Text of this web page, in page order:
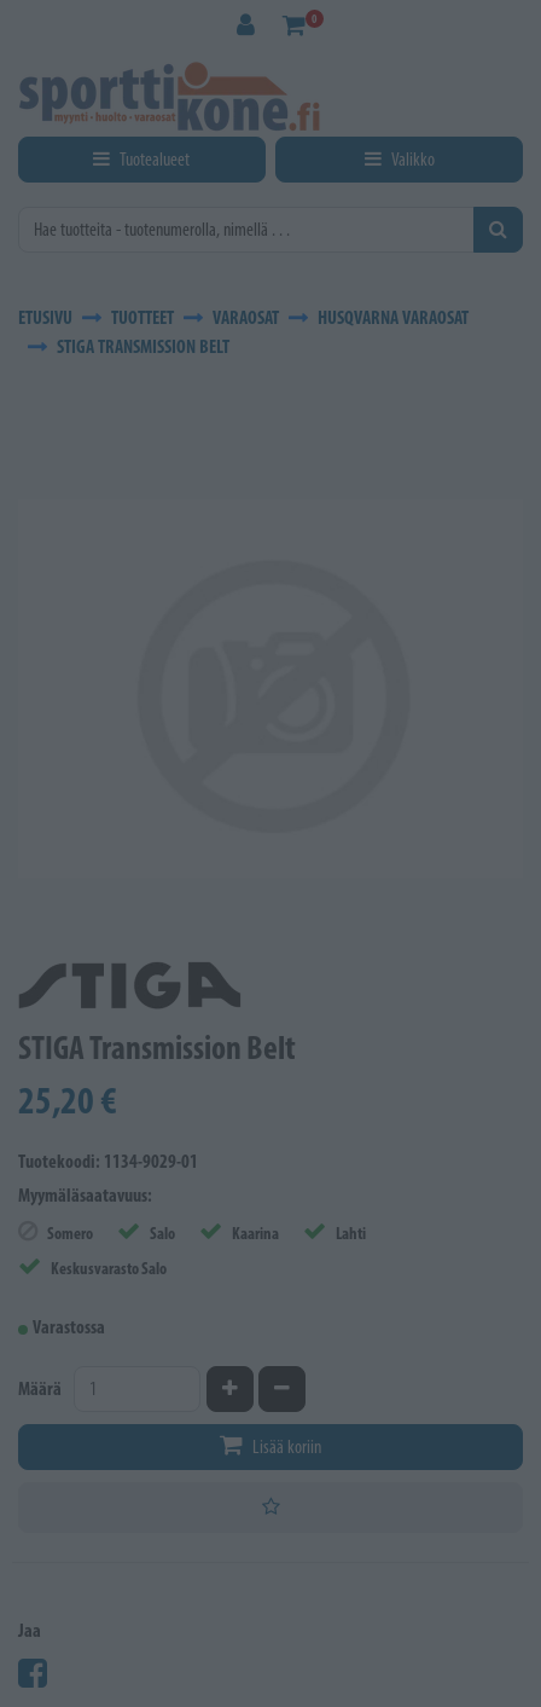
0
Tuotealueet Valikko
ETUSIVU TUOTTEET VARAOSAT
HUSQVARNA VARAOSAT
STIGA TRANSMISSION BELT
STIGA Transmission Belt
25,20 €
Tuotekoodi: 1134-9029-01
Myymäläsaatavuus:
Somero Salo Kaarina
Lahti
Keskusvarasto Salo
Varastossa
Määrä Kasvata määrääVähennä määrää
Lisää koriin
Jaa